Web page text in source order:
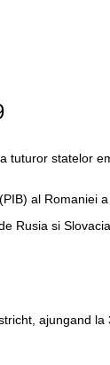
tuturor statelor
al Romaniei a
Rusia si
ajungand la